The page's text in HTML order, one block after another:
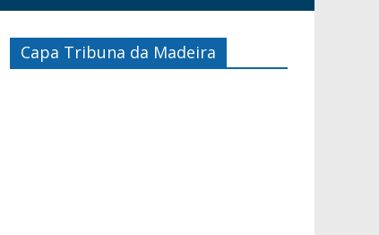
Capa Tribuna da Madeira